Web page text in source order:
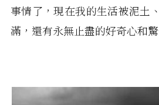
事情了，現在我的生活被泥土
滿，還有永無止盡的好奇心和